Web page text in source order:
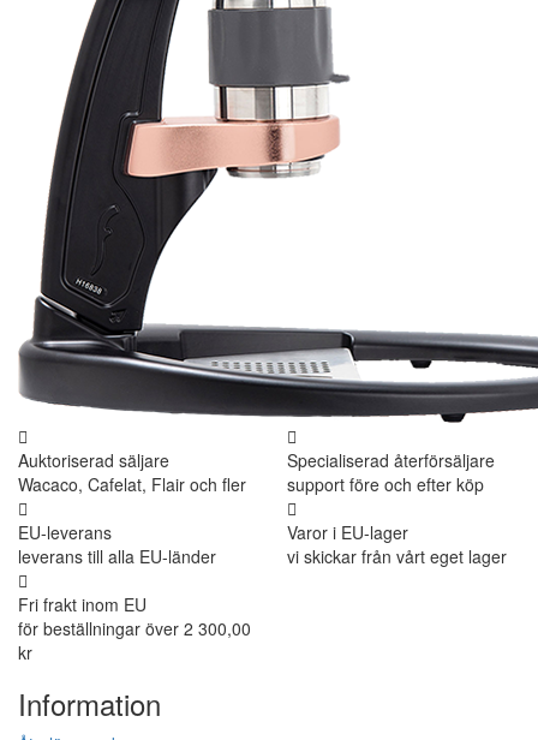
Auktoriserad säljare
Wacaco, Cafelat, Flair och fler
Specialiserad återförsäljare
support före och efter köp
EU-leverans
leverans till alla EU-länder
Varor i EU-lager
vi skickar från vårt eget lager
Fri frakt inom EU
för beställningar över 2 300,00
kr
Information